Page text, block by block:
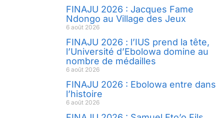
FINAJU 2026 : Jacques Fame
Ndongo au Village des Jeux
6 août 2026
FINAJU 2026 : l’IUS prend la tête,
l’Université d’Ebolowa domine au
nombre de médailles
6 août 2026
FINAJU 2026 : Ebolowa entre dans
l’histoire
6 août 2026